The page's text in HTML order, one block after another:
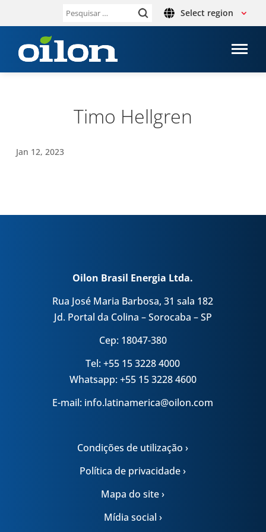
Pesquisar Select region
Timo Hell­gren
Jan 12, 2023
Oilon Brasil Energia Ltda.
Rua José Maria Barbosa, 31 sala 182
Jd. Portal da Colina – Sorocaba – SP
Cep: 18047-380
Tel: +55 15 3228 4000
Whatsapp: +55 15 3228 4600
E-mail: info.latinamerica@oilon.com
Condições de utilização ›
Política de privacidade ›
Mapa do site ›
Mídia social ›